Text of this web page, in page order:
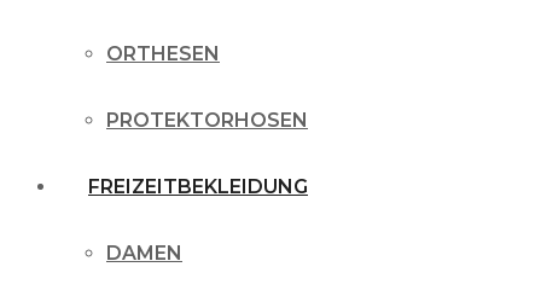
ORTHESEN
PROTEKTORHOSEN
FREIZEITBEKLEIDUNG
DAMEN